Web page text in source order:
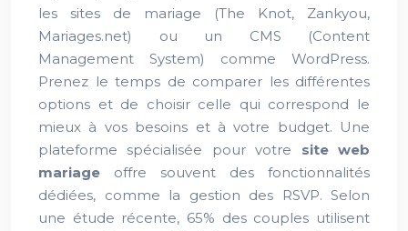
les sites de mariage (The Knot, Zankyou,
Mariages.net) ou un CMS (Content
Management System) comme WordPress.
Prenez le temps de comparer les différentes
options et de choisir celle qui correspond le
mieux à vos besoins et à votre budget. Une
plateforme spécialisée pour votre site web
mariage offre souvent des fonctionnalités
dédiées, comme la gestion des RSVP. Selon
une étude récente, 65% des couples utilisent